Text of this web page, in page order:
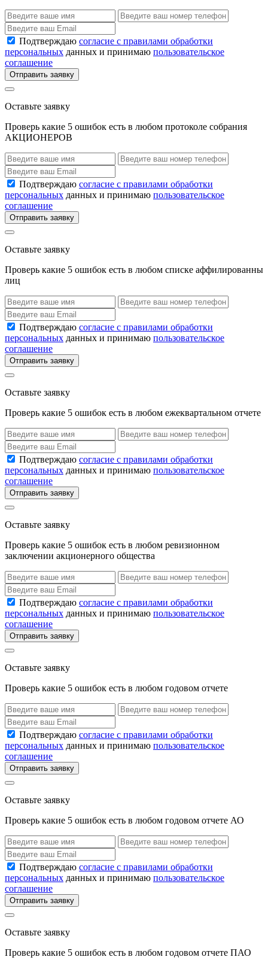
Подтверждаю согласие с правилами обработки
персональных данных и принимаю пользовательское
соглашение
Отправить заявку
Оставьте заявку
Проверь какие 5 ошибок есть в любом протоколе собрания
АКЦИОНЕРОВ
Подтверждаю согласие с правилами обработки
персональных данных и принимаю пользовательское
соглашение
Отправить заявку
Оставьте заявку
Проверь какие 5 ошибок есть в любом списке аффилированны
лиц
Подтверждаю согласие с правилами обработки
персональных данных и принимаю пользовательское
соглашение
Отправить заявку
Оставьте заявку
Проверь какие 5 ошибок есть в любом ежеквартальном отчете
Подтверждаю согласие с правилами обработки
персональных данных и принимаю пользовательское
соглашение
Отправить заявку
Оставьте заявку
Проверь какие 5 ошибок есть в любом ревизионном
заключении акционерного общества
Подтверждаю согласие с правилами обработки
персональных данных и принимаю пользовательское
соглашение
Отправить заявку
Оставьте заявку
Проверь какие 5 ошибок есть в любом годовом отчете
Подтверждаю согласие с правилами обработки
персональных данных и принимаю пользовательское
соглашение
Отправить заявку
Оставьте заявку
Проверь какие 5 ошибок есть в любом годовом отчете АО
Подтверждаю согласие с правилами обработки
персональных данных и принимаю пользовательское
соглашение
Отправить заявку
Оставьте заявку
Проверь какие 5 ошибок есть в любом годовом отчете ПАО